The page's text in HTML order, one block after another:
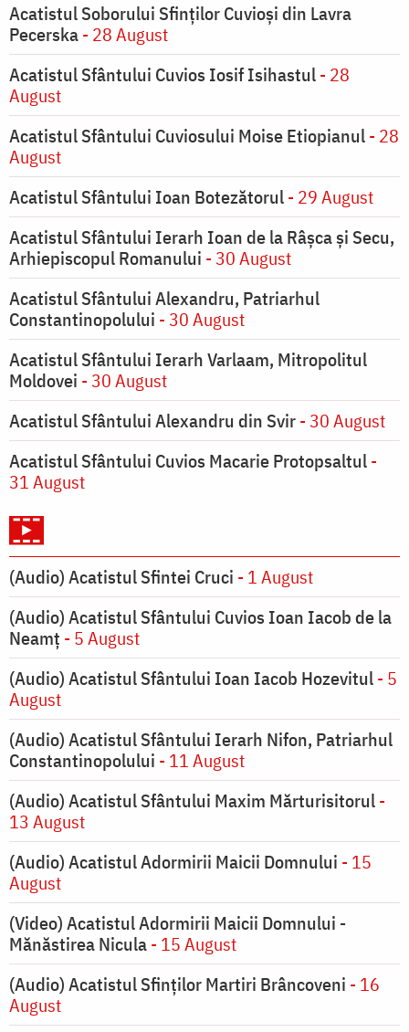
Acatistul Soborului Sfinților Cuvioși din Lavra
Pecerska- 28 August
Acatistul Sfântului Cuvios Iosif Isihastul- 28
August
Acatistul Sfântului Cuviosului Moise Etiopianul- 28
August
Acatistul Sfântului Ioan Botezătorul- 29 August
Acatistul Sfântului Ierarh Ioan de la Râşca şi Secu,
Arhiepiscopul Romanului - 30 August
Acatistul Sfântului Alexandru, Patriarhul
Constantinopolului - 30 August
Acatistul Sfântului Ierarh Varlaam, Mitropolitul
Moldovei - 30 August
Acatistul Sfântului Alexandru din Svir- 30 August
Acatistul Sfântului Cuvios Macarie Protopsaltul-
31 August
(Audio) Acatistul Sfintei Cruci - 1 August
(Audio) Acatistul Sfântului Cuvios Ioan Iacob de la
Neamț - 5 August
(Audio) Acatistul Sfântului Ioan Iacob Hozevitul- 5
August
(Audio) Acatistul Sfântului Ierarh Nifon, Patriarhul
Constantinopolului - 11 August
(Audio) Acatistul Sfântului Maxim Mărturisitorul-
13 August
(Audio) Acatistul Adormirii Maicii Domnului - 15
August
(Video) Acatistul Adormirii Maicii Domnului -
Mănăstirea Nicula- 15 August
(Audio) Acatistul Sfinților Martiri Brâncoveni - 16
August